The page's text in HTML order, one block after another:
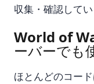
収集・確認してい
World of
ーバーでも
ほとんどのコー